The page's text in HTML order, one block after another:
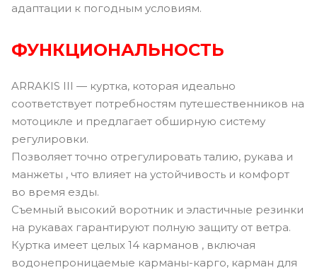
адаптации к погодным условиям.
ФУНКЦИОНАЛЬНОСТЬ
ARRAKIS III — куртка, которая идеально
соответствует потребностям путешественников на
мотоцикле и предлагает обширную систему
регулировки.
Позволяет точно отрегулировать талию, рукава и
манжеты , что влияет на устойчивость и комфорт
во время езды.
Съемный высокий воротник и эластичные резинки
на рукавах гарантируют полную защиту от ветра.
Куртка имеет целых 14 карманов , включая
водонепроницаемые карманы-карго, карман для